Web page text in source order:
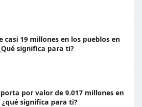
casi 19 millones en los pueblos en
significa para ti?
por valor de 9.017 millones en
¿qué significa para ti?